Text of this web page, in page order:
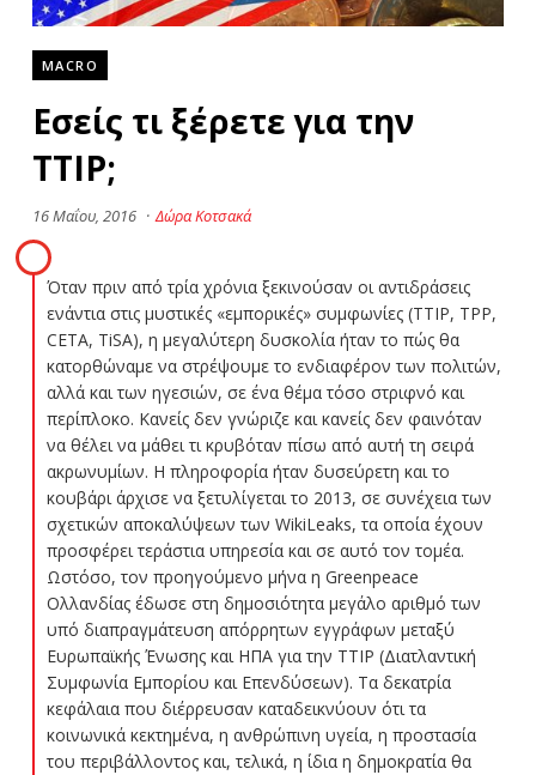
MACRO
Εσείς τι ξέρετε για την
TTIP;
16 Μαΐου, 2016 · Δώρα Κοτσακά
Όταν πριν από τρία χρόνια ξεκινούσαν οι αντιδράσεις
ενάντια στις μυστικές «εμπορικές» συμφωνίες (TTIP, TPP,
CETA, TiSA), η μεγαλύτερη δυσκολία ήταν το πώς θα
κατορθώναμε να στρέψουμε το ενδιαφέρον των πολιτών,
αλλά και των ηγεσιών, σε ένα θέμα τόσο στριφνό και
περίπλοκο. Κανείς δεν γνώριζε και κανείς δεν φαινόταν
να θέλει να μάθει τι κρυβόταν πίσω από αυτή τη σειρά
ακρωνυμίων. Η πληροφορία ήταν δυσεύρετη και το
κουβάρι άρχισε να ξετυλίγεται το 2013, σε συνέχεια των
σχετικών αποκαλύψεων των WikiLeaks, τα οποία έχουν
προσφέρει τεράστια υπηρεσία και σε αυτό τον τομέα.
Ωστόσο, τον προηγούμενο μήνα η Greenpeace
Ολλανδίας έδωσε στη δημοσιότητα μεγάλο αριθμό των
υπό διαπραγμάτευση απόρρητων εγγράφων μεταξύ
Ευρωπαϊκής Ένωσης και ΗΠΑ για την TTIP (Διατλαντική
Συμφωνία Εμπορίου και Επενδύσεων). Τα δεκατρία
κεφάλαια που διέρρευσαν καταδεικνύουν ότι τα
κοινωνικά κεκτημένα, η ανθρώπινη υγεία, η προστασία
του περιβάλλοντος και, τελικά, η ίδια η δημοκρατία θα